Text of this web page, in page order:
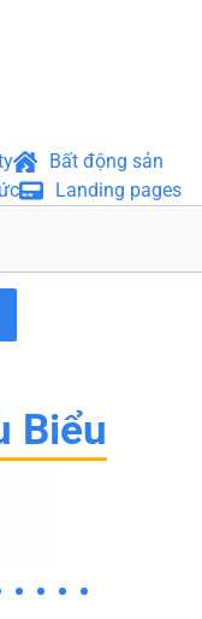
Bất động sản
Biểu